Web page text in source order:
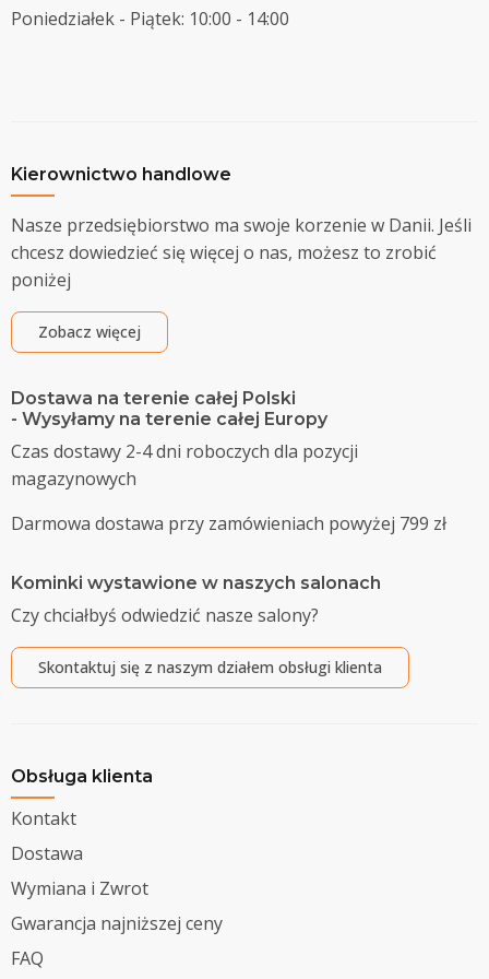
Poniedziałek - Piątek: 10:00 - 14:00
Kierownictwo handlowe
Nasze przedsiębiorstwo ma swoje korzenie w Danii. Jeśli
chcesz dowiedzieć się więcej o nas, możesz to zrobić
poniżej
Zobacz więcej
Dostawa na terenie całej Polski
- Wysyłamy na terenie całej Europy
Czas dostawy 2-4 dni roboczych dla pozycji
magazynowych
Darmowa dostawa przy zamówieniach powyżej 799 zł
Kominki wystawione w naszych salonach
Czy chciałbyś odwiedzić nasze salony?
Skontaktuj się z naszym działem obsługi klienta
Obsługa klienta
Kontakt
Dostawa
Wymiana i Zwrot
Gwarancja najniższej ceny
FAQ